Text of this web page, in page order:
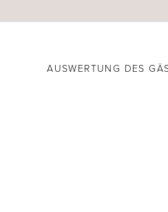
AUSWERTUNG DES